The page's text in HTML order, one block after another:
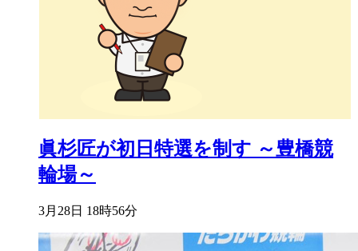
眞杉匠が初日特選を制す ～豊橋競
輪場～
3月28日 18時56分